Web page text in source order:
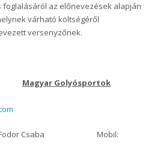
foglalásáról az előnevezések alapján
várható költségéről
versenyzőnek.
Magyar Golyósportok
Fodor Csaba Mobil: